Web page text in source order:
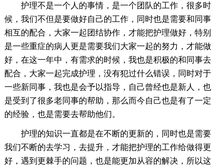
护理不是一个人的事情，是一个团队的工作，很多时
候，我们不但是要做好自己的工作，同时也是需要和同事
相互的配合，大家一起团结协作，才能把护理做好，特别
是一些重症的病人更是需要我们大家一起的努力，才能做
好，在这一年中，有需求的时候，我也是积极的和同事去
配合，大家一起完成护理，没有犯过什么错误，同时对于
一些新同事，我也是会予以指导，自己曾经也是新人，也
是受到了很多老同事的帮助，那么而今自己也是有了一定
的经验，也是需要去帮助他们。
护理的知识一直都是在不断的更新的，同时也是需要
我们不断的去学习，去提升，才能把护理的工作给做得更
好，遇到更棘手的问题，也是能更加从容的解决，所以这